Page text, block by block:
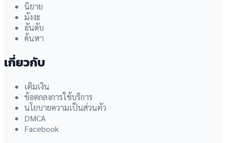
นิยาย
มังงะ
อันดับ
ค้นหา
เกี่ยวกับ
เติมเงิน
ข้อตกลงการใช้บริการ
นโยบายความเป็นส่วนตัว
DMCA
Facebook